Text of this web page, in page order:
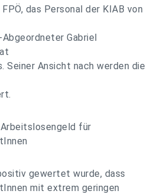
das Personal der KIAB von
Gabriel
Seiner Ansicht nach werden die
für
gewertet wurde, dass
mit extrem geringen